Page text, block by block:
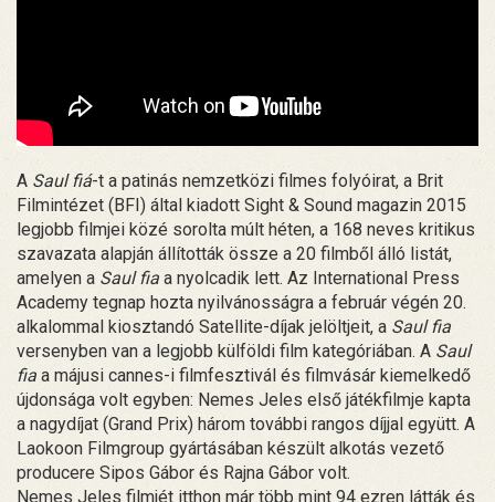
A Saul fiá-t a patinás nemzetközi filmes folyóirat, a Brit
Filmintézet (BFI) által kiadott Sight & Sound magazin 2015
legjobb filmjei közé sorolta múlt héten, a 168 neves kritikus
szavazata alapján állították össze a 20 filmből álló listát,
amelyen a Saul fia a nyolcadik lett. Az International Press
Academy tegnap hozta nyilvánosságra a február végén 20.
alkalommal kiosztandó Satellite-díjak jelöltjeit, a Saul fia
versenyben van a legjobb külföldi film kategóriában. A Saul
fia a májusi cannes-i filmfesztivál és filmvásár kiemelkedő
újdonsága volt egyben: Nemes Jeles első játékfilmje kapta
a nagydíjat (Grand Prix) három további rangos díjjal együtt. A
Laokoon Filmgroup gyártásában készült alkotás vezető
producere Sipos Gábor és Rajna Gábor volt.
Nemes Jeles filmjét itthon már több mint 94 ezren látták és